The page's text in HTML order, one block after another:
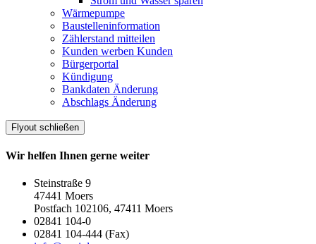
Wärmepumpe
Baustelleninformation
Zählerstand mitteilen
Kunden werben Kunden
Bürgerportal
Kündigung
Bankdaten Änderung
Abschlags Änderung
Flyout schließen
Wir helfen Ihnen gerne weiter
Steinstraße 9
47441 Moers
Postfach 102106, 47411 Moers
02841 104-0
02841 104-444 (Fax)